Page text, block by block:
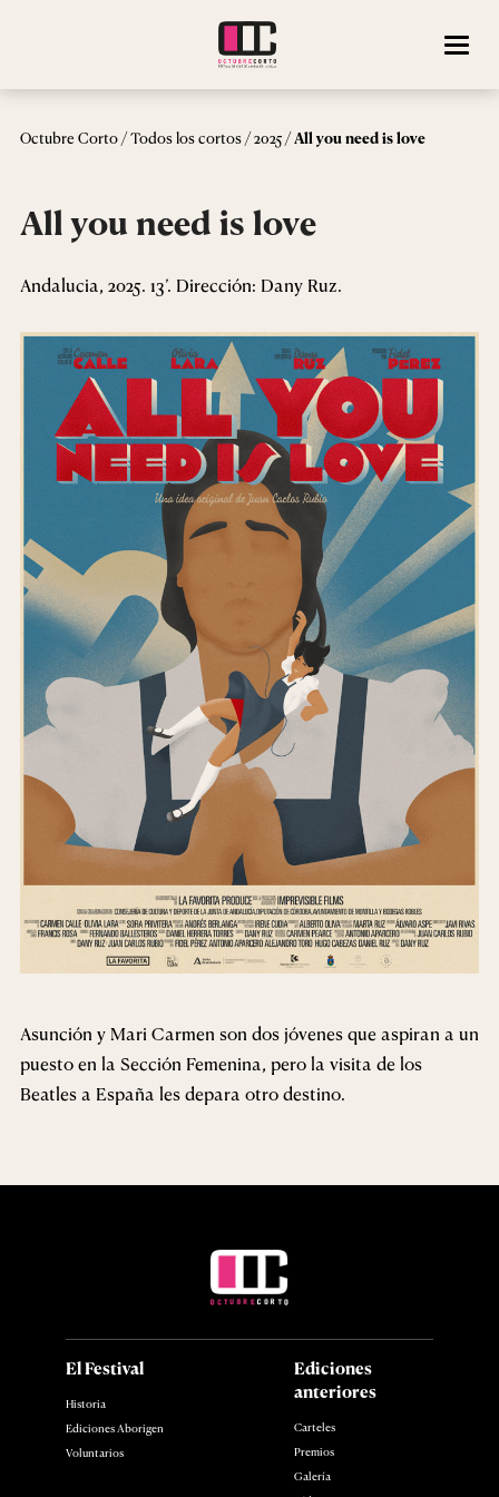
Octubre Corto/Todos los cortos/2025/All you need is love
All you need is love
Andalucia, 2025. 13’. Dirección: Dany Ruz.
Asunción y Mari Carmen son dos jóvenes que aspiran a un
puesto en la Sección Femenina, pero la visita de los
Beatles a España les depara otro destino.
El Festival
Historia
Ediciones Aborigen
Voluntarios
Ediciones
anteriores
Carteles
Premios
Galería